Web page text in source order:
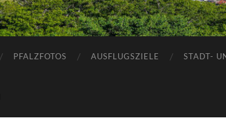
PFALZFOTOS AUSFLUGSZIELE STADT-